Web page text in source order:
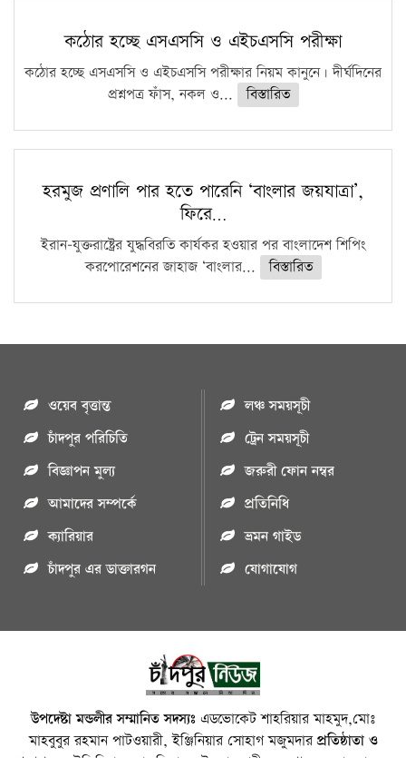
কঠোর হচ্ছে এসএসসি ও এইচএসসি পরীক্ষা
কঠোর হচ্ছে এসএসসি ও এইচএসসি পরীক্ষার নিয়ম কানুনে। দীর্ঘদিনের
প্রশ্নপত্র ফাঁস, নকল ও...
বিস্তারিত
হরমুজ প্রণালি পার হতে পারেনি ‘বাংলার জয়যাত্রা’,
ফিরে…
ইরান-যুক্তরাষ্ট্রের যুদ্ধবিরতি কার্যকর হওয়ার পর বাংলাদেশ শিপিং
করপোরেশনের জাহাজ ‘বাংলার...
বিস্তারিত
ওয়েব বৃত্তান্ত
চাঁদপুর পরিচিতি
বিজ্ঞাপন মুল্য
আমাদের সম্পর্কে
ক্যারিয়ার
চাঁদপুর এর ডাক্তারগন
লঞ্চ সময়সূচী
ট্রেন সময়সূচী
জরুরী ফোন নম্বর
প্রতিনিধি
ভ্রমন গাইড
যোগাযোগ
উপদেষ্টা মন্ডলীর সম্মানিত সদস্যঃ এডভোকেট শাহরিয়ার মাহমুদ,মোঃ
মাহবুবুর রহমান পাটওয়ারী, ইঞ্জিনিয়ার সোহাগ মজুমদারপ্রতিষ্ঠাতা ও